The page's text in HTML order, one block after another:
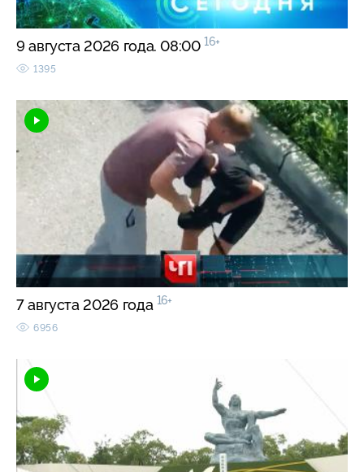
9 августа 2026 года. 08:00 16+
1395
7 августа 2026 года 16+
6956